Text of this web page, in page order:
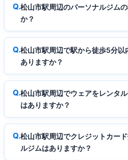
松山市駅周辺のパーソナルジム
か？
松山市駅周辺で駅から徒歩5分以
ありますか？
松山市駅周辺でウェアをレンタ
はありますか？
松山市駅周辺でクレジットカー
ルジムはありますか？